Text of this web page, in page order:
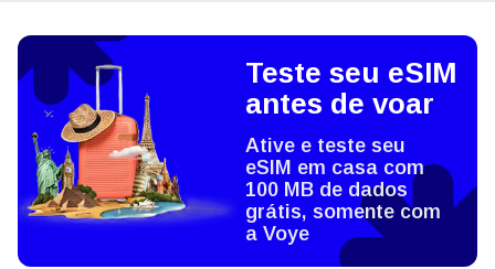
Teste seu eSIM
antes de voar
Ative e teste seu
eSIM em casa com
100 MB de dados
grátis, somente com
a Voye